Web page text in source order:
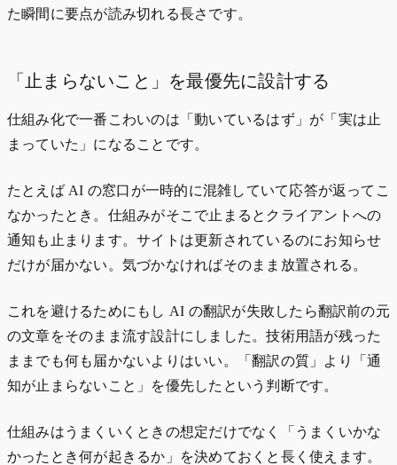
た瞬間に要点が読み切れる長さです。
「止まらないこと」を最優先に設計する
仕組み化で一番こわいのは「動いているはず」が「実は止
まっていた」になることです。
たとえば AI の窓口が一時的に混雑していて応答が返ってこ
なかったとき。仕組みがそこで止まるとクライアントへの
通知も止まります。サイトは更新されているのにお知らせ
だけが届かない。気づかなければそのまま放置される。
これを避けるためにもし AI の翻訳が失敗したら翻訳前の元
の文章をそのまま流す設計にしました。技術用語が残った
ままでも何も届かないよりはいい。「翻訳の質」より「通
知が止まらないこと」を優先したという判断です。
仕組みはうまくいくときの想定だけでなく「うまくいかな
かったとき何が起きるか」を決めておくと長く使えます。